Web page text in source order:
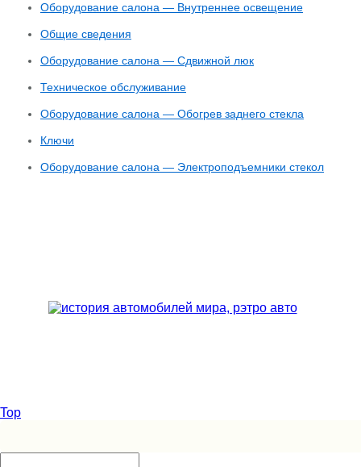
Оборудование салона — Внутреннее освещение
Общие сведения
Оборудование салона — Сдвижной люк
Техническое обслуживание
Оборудование салона — Обогрев заднего стекла
Ключи
Оборудование салона — Электроподъемники стекол
Top